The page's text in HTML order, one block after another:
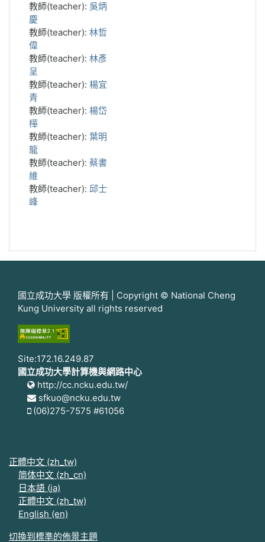
教師(teacher): 吳炳
慶
教師(teacher): 林哲
偉
教師(teacher): 林彥
呈
教師(teacher): 楊宜
青
教師(teacher): 楊岱
樺
教師(teacher): 葉明
龍
教師(teacher): 蔡書
維
教師(teacher): 邱士
峰
國立成功大學 版權所有 | Copyright © National Cheng
Kung University all rights reserved
Site:172.16.249.87
國立成功大學計算機與網路中心
http://cc.ncku.edu.tw/
sfkuo@ncku.edu.tw
(06)275-7575 #61056
正體中文 ‎(zh_tw)‎
简体中文 ‎(zh_cn)‎
日本語 ‎(ja)‎
正體中文 ‎(zh_tw)‎
English ‎(en)‎
切換到標準的佈景主題